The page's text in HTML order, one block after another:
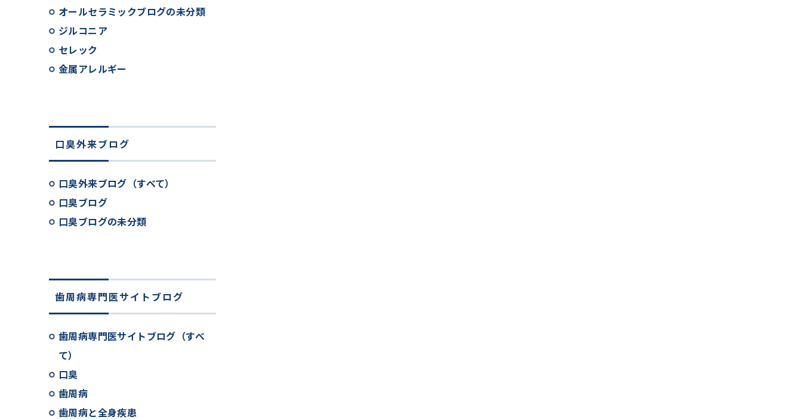
オールセラミックブログの未分類
ジルコニア
セレック
金属アレルギー
口臭外来ブログ
口臭外来ブログ（すべて）
口臭ブログ
口臭ブログの未分類
歯周病専門医サイトブログ
歯周病専門医サイトブログ（すべ
て）
口臭
歯周病
歯周病と全身疾患